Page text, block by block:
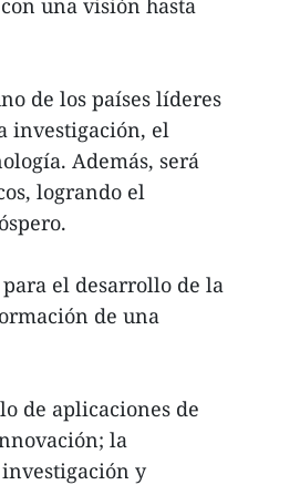
una visión hasta
de los países líderes
investigación, el
Además, será
logrando el
el desarrollo de la
de una
de aplicaciones de
la
y